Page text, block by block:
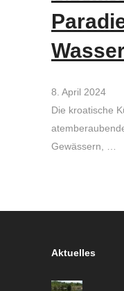
8. April 2024
Die kroatische
Gewässern, …
Aktuelles